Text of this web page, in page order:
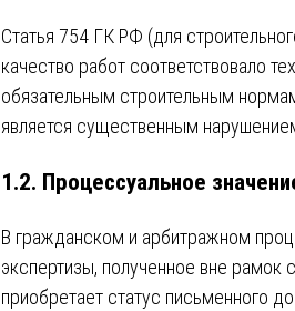
Статья 754 ГК РФ (для
качество работ соответствовало
обязательным строительным
является существенным
1.2. Процессуальное
В гражданском и арбитражном
экспертизы, полученное вне рамок
приобретает статус письменного